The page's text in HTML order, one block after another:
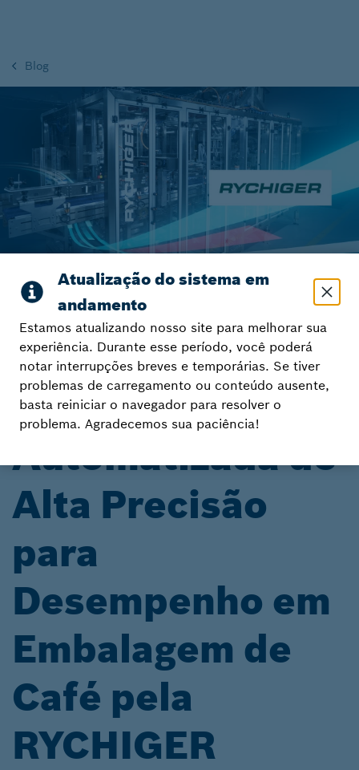
Blog
Voltar para visão geral
BENS DE CONSUMO EMBALADOS
Solução
Automatizada de
Alta Precisão
para
Desempenho em
Embalagem de
Café pela
RYCHIGER
Estamos atualizando nosso site para melhorar sua
experiência. Durante esse período, você poderá
notar interrupções breves e temporárias. Se tiver
problemas de carregamento ou conteúdo ausente,
basta reiniciar o navegador para resolver o
problema. Agradecemos sua paciência!